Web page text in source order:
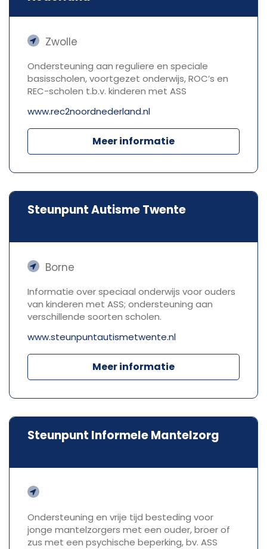
Zwolle
Ondersteuning aan reguliere en speciale
basisscholen, voortgezet onderwijs, ROC’s en
REC-scholen t.b.v. kinderen met ASS
www.rec2noordnederland.nl
Meer informatie
Steunpunt Autisme Twente
Borne
Informatie over speciaal onderwijs voor ouders
van kinderen met ASS; ondersteuning aan
verschillende soorten scholen.
www.steunpuntautismetwente.nl
Meer informatie
Steunpunt Informele Mantelzorg
Ondersteuning en vrije tijd besteding voor
jonge mantelzorgers met een ouder, broer of
zus met een psychische beperking, bv. ASS